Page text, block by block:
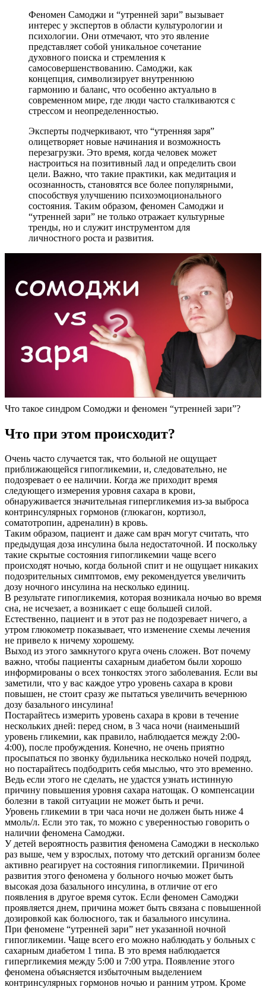
Феномен Самоджи и “утренней зари” вызывает
интерес у экспертов в области культурологии и
психологии. Они отмечают, что это явление
представляет собой уникальное сочетание
духовного поиска и стремления к
самосовершенствованию. Самоджи, как
концепция, символизирует внутреннюю
гармонию и баланс, что особенно актуально в
современном мире, где люди часто сталкиваются с
стрессом и неопределенностью.
Эксперты подчеркивают, что “утренняя заря”
олицетворяет новые начинания и возможность
перезагрузки. Это время, когда человек может
настроиться на позитивный лад и определить свои
цели. Важно, что такие практики, как медитация и
осознанность, становятся все более популярными,
способствуя улучшению психоэмоционального
состояния. Таким образом, феномен Самоджи и
“утренней зари” не только отражает культурные
тренды, но и служит инструментом для
личностного роста и развития.
Что такое синдром Сомоджи и феномен “утренней зари”?
Что при этом происходит?
Очень часто случается так, что больной не ощущает
приближающейся гипогликемии, и, следовательно, не
подозревает о ее наличии. Когда же приходит время
следующего измерения уровня сахара в крови,
обнаруживается значительная гипергликемия из-за выброса
контринсулярных гормонов (глюкагон, кортизол,
соматотропин, адреналин) в кровь.
Таким образом, пациент и даже сам врач могут считать, что
предыдущая доза инсулина была недостаточной. И поскольку
такие скрытые состояния гипогликемии чаще всего
происходят ночью, когда больной спит и не ощущает никаких
подозрительных симптомов, ему рекомендуется увеличить
дозу ночного инсулина на несколько единиц.
В результате гипогликемия, которая возникала ночью во время
сна, не исчезает, а возникает с еще большей силой.
Естественно, пациент и в этот раз не подозревает ничего, а
утром глюкометр показывает, что изменение схемы лечения
не привело к ничему хорошему.
Выход из этого замкнутого круга очень сложен. Вот почему
важно, чтобы пациенты сахарным диабетом были хорошо
информированы о всех тонкостях этого заболевания. Если вы
заметили, что у вас каждое утро уровень сахара в крови
повышен, не стоит сразу же пытаться увеличить вечернюю
дозу базального инсулина!
Постарайтесь измерить уровень сахара в крови в течение
нескольких дней: перед сном, в 3 часа ночи (наименьший
уровень гликемии, как правило, наблюдается между 2:00-
4:00), после пробуждения. Конечно, не очень приятно
просыпаться по звонку будильника несколько ночей подряд,
но постарайтесь подбодрить себя мыслью, что это временно.
Ведь если этого не сделать, не удастся узнать истинную
причину повышения уровня сахара натощак. О компенсации
болезни в такой ситуации не может быть и речи.
Уровень гликемии в три часа ночи не должен быть ниже 4
ммоль/л. Если это так, то можно с уверенностью говорить о
наличии феномена Самоджи.
У детей вероятность развития феномена Самоджи в несколько
раз выше, чем у взрослых, потому что детский организм более
активно реагирует на состояния гипогликемии. Причиной
развития этого феномена у больного ночью может быть
высокая доза базального инсулина, в отличие от его
появления в другое время суток. Если феномен Самоджи
проявляется днем, причина может быть связана с повышенной
дозировкой как болюсного, так и базального инсулина.
При феномене “утренней зари” нет указанной ночной
гипогликемии. Чаще всего его можно наблюдать у больных с
сахарным диабетом 1 типа. В это время наблюдается
гипергликемия между 5:00 и 7:00 утра. Появление этого
феномена объясняется избыточным выделением
контринсулярных гормонов ночью и ранним утром. Кроме